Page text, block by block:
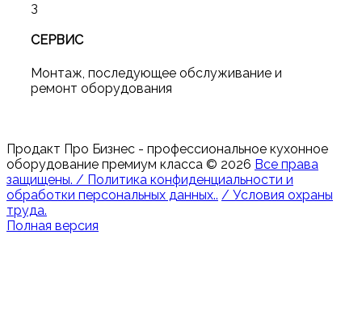
3
СЕРВИС
Монтаж, последующее обслуживание и
ремонт оборудования
Продакт Про Бизнес - профессиональное кухонное
оборудование премиум класса © 2026 Все права
защищены. / Политика конфиденциальности и
обработки персональных данных.. / Условия охраны
труда.
Полная версия